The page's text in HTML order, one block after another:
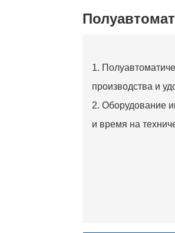
1.
производства и
2. Оборудование
и время на